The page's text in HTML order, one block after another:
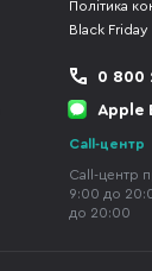
Політика
Black Friday
0 800
Apple
Call-центр
Call-центр
9:00 до
до 20:00